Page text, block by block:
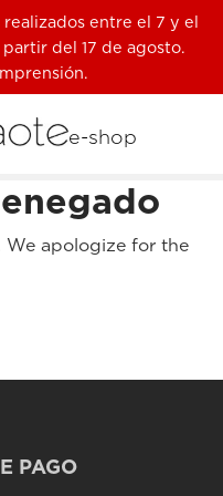
entre el 7 y el
del 17 de agosto.
e-shop
We apologize for the
PAGO